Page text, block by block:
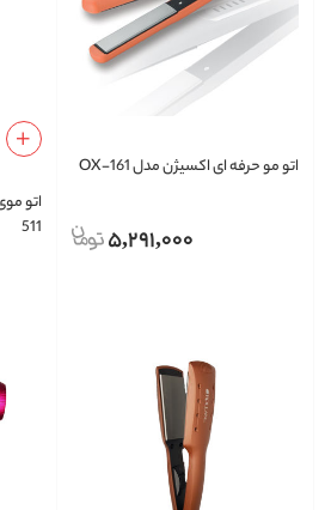
اتو مو حرفه ای اکسیژن مدل OX-161
5,291,000
511